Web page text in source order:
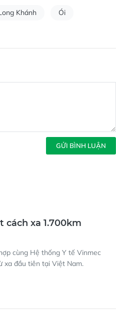
Khánh Ói
GỬI BÌNH LUẬN
xa 1.700km
cùng Hệ thống Y tế Vinmec
xa đầu tiên tại Việt Nam.